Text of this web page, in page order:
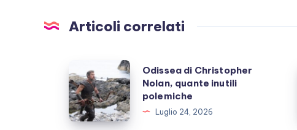
Articoli correlati
Odissea
di
Christopher
Nolan,
Odissea di Christopher
Nolan, quante inutili
polemiche
Luglio 24, 2026